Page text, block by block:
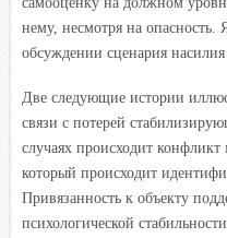
нему, несмотря на опасность.
обсуждении сценария насилия
Две следующие истории
связи с потерей
случаях происходит
который происходит
Привязанность к объекту
психологической